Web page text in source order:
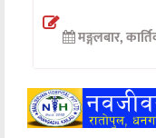
अन्तर्वार्ता
खेलकुद
मनोरञ्जन
मङ्गलबार,